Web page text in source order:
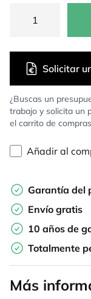
¿Buscas un
trabajo y solicita un
el carrito de
Solicitar
Añadir al
Garantía del
Envío gratis
10 años de
Totalmente
Más